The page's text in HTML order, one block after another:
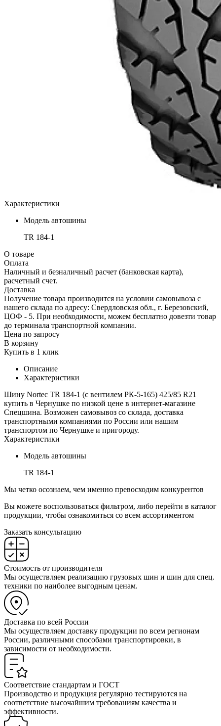
Характеристики
Модель автошины
TR 184-1
О товаре
Оплата
Наличный и безналичный расчет (банковская карта),
расчетный счет.
Доставка
Получение товара производится на условии самовывоза с
нашего склада по адресу: Свердловская обл., г. Березовский,
ЦОФ - 5. При необходимости, можем бесплатно довезти товар
до терминала транспортной компании.
Цена по запросу
В корзину
Купить в 1 клик
Описание
Характеристики
Шину Nortec TR 184-1 (с вентилем РК-5-165) 425/85 R21
купить в Чернушке по низкой цене в интернет-магазине
Спецшина. Возможен самовывоз со склада, доставка
транспортными компаниями по России или нашим
транспортом по Чернушке и пригороду.
Характеристики
Модель автошины
TR 184-1
Мы четко осознаем, чем именно превосходим конкурентов
Вы можете воспользоваться фильтром, либо перейти в каталог
продукции, чтобы ознакомиться со всем ассортиментом
Заказать консультацию
Стоимость от производителя
Мы осуществляем реализацию грузовых шин и шин для спец.
техники по наиболее выгодным ценам.
Доставка по всей России
Мы осуществляем доставку продукции по всем регионам
России, различными способами транспортировки, в
зависимости от необходимости.
Соответствие стандартам и ГОСТ
Производство и продукция регулярно тестируются на
соответствие высочайшим требованиям качества и
эффективности.